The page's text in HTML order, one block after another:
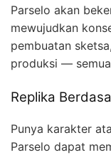
Parselo akan
mewujudkan
pembuatan
produksi —
Replika
Punya karakter
Parselo dapat